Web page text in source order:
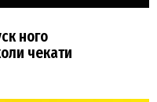
ного
чекати